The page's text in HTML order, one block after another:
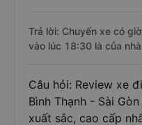
Trả lời: Chuyến xe có
vào lúc 18:30 là của
Câu hỏi: Review xe
Bình Thạnh - Sài
xuất sắc, cao cấp